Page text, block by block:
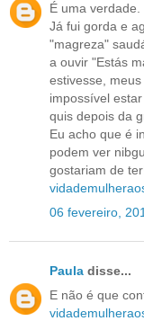
É uma verdade.
Já fui gorda e
"magreza"
a ouvir "Estás
estivesse,
impossível
quis depois da
Eu acho que é
podem ver
gostariam de
06 fevereiro,
Paula disse...
E não é que